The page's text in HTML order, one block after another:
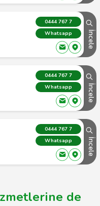
0444 767 7
Whatsapp
İncele
0444 767 7
Whatsapp
İncele
0444 767 7
Whatsapp
İncele
de